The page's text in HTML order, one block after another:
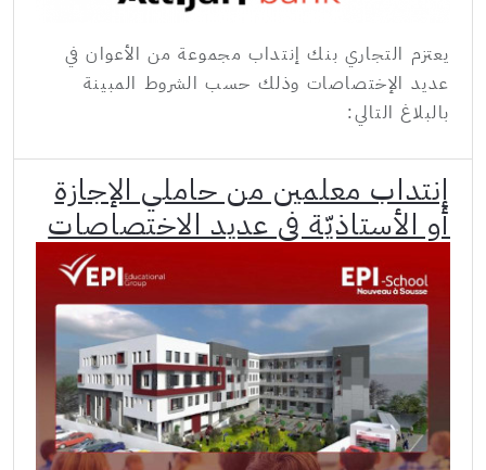
يعتزم التجاري بنك إنتداب مجموعة من الأعوان في
عديد الإختصاصات وذلك حسب الشروط المبينة
بالبلاغ التالي:
إنتداب معلمين من حاملي الإجازة
أو الأستاذيّة في عديد الاختصاصات